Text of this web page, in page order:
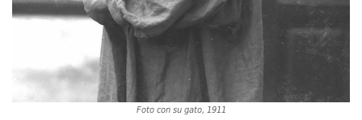
Foto con su gato, 1911